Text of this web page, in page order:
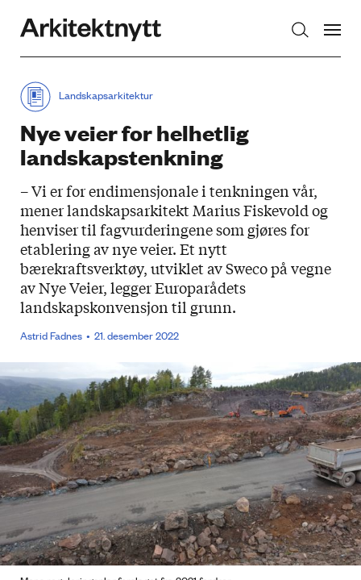
Landskapsarkitektur
Nye veier for helhetlig
landskapstenkning
– Vi er for endimensjonale i tenkningen vår,
mener landskapsarkitekt Marius Fiskevold og
henviser til fagvurderingene som gjøres for
etablering av nye veier. Et nytt
bærekraftsverktøy, utviklet av Sweco på vegne
av Nye Veier, legger Europarådets
landskapskonvensjon til grunn.
Astrid Fadnes 21. desember 2022